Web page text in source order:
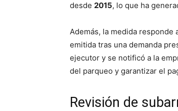
desde 2015, lo que ha
Además, la medida responde
emitida tras una demanda
ejecutor y se notificó a la
del parqueo y garantizar el
Revisión de